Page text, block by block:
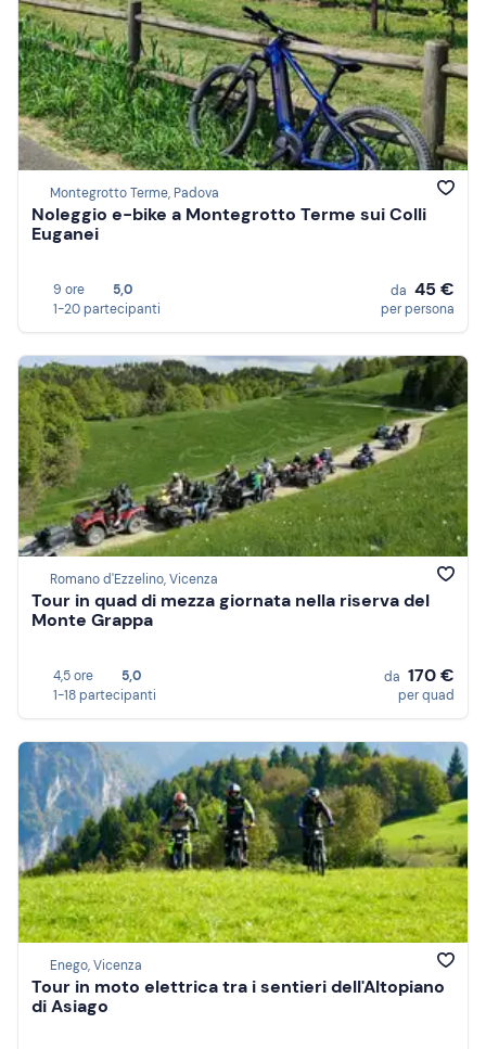
Montegrotto Terme, Padova
Noleggio e-bike a Montegrotto Terme sui Colli
Euganei
9 ore
5,0
1-20 partecipanti
da 45 €
per persona
Romano d'Ezzelino, Vicenza
Tour in quad di mezza giornata nella riserva del
Monte Grappa
4,5 ore
5,0
1-18 partecipanti
da 170 €
per quad
Enego, Vicenza
Tour in moto elettrica tra i sentieri dell'Altopiano
di Asiago